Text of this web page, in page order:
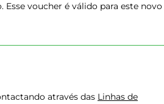
voucher é válido para este novo
através das Linhas de